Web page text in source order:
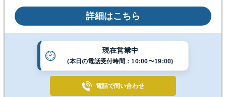
でも起こり得るものです。私は、そうした身近な悩み
に対して、冷静に、そして丁寧に向き合うことを大切
にしています。
詳細はこちら
現在営業中
(本日の電話受付時間：10:00〜19:00)
電話で問い合わせ